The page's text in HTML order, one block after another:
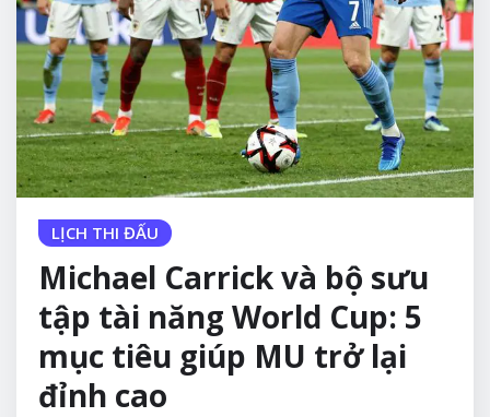
LỊCH THI ĐẤU
Michael Carrick và bộ sưu
tập tài năng World Cup: 5
mục tiêu giúp MU trở lại
đỉnh cao